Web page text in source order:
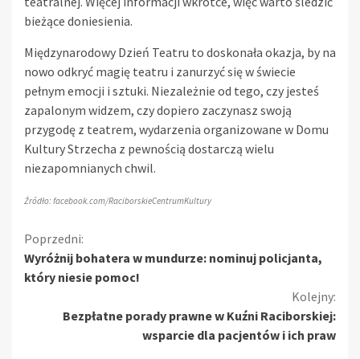
bieżące doniesienia.
Międzynarodowy Dzień Teatru to doskonała okazja, by na
nowo odkryć magię teatru i zanurzyć się w świecie
pełnym emocji i sztuki. Niezależnie od tego, czy jesteś
zapalonym widzem, czy dopiero zaczynasz swoją
przygodę z teatrem, wydarzenia organizowane w Domu
Kultury Strzecha z pewnością dostarczą wielu
niezapomnianych chwil.
Źródło: facebook.com/RaciborskieCentrumKultury
Kontynuuj
czytanie
Poprzedni:
Wyróżnij bohatera w mundurze: nominuj policjanta,
który niesie pomoc!
Kolejny:
Bezpłatne porady prawne w Kuźni Raciborskiej:
wsparcie dla pacjentów i ich praw